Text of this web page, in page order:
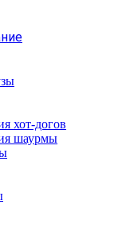
хот-догов
шаурмы